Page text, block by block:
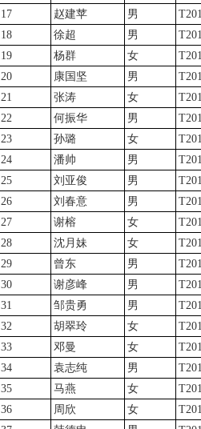
17
赵建苹 男
18
徐超 男
19
杨群 女
20
康国坚 男
21
张涛 女
22
何振华 男
23
孙璐 女
24
潘帅 男
25
刘亚俊 男
26
刘春意 男
27
谢榕 女
28
沈月妹 女
29
曾东 男
30
谢彦峰 男
31
邹贵勇 男
32
胡翠玲 女
33
邓曼 女
34
袁志纯 男
35
马燕 女
36
周欣 女